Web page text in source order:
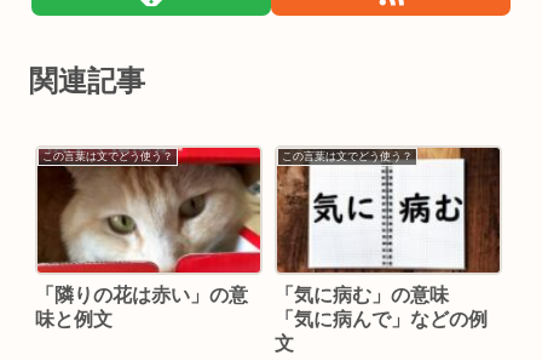
関連記事
この言葉は文でどう使う？
「隣りの花は赤い」の意
味と例文
この言葉は文でどう使う？
「気に病む」の意味
「気に病んで」などの例
文